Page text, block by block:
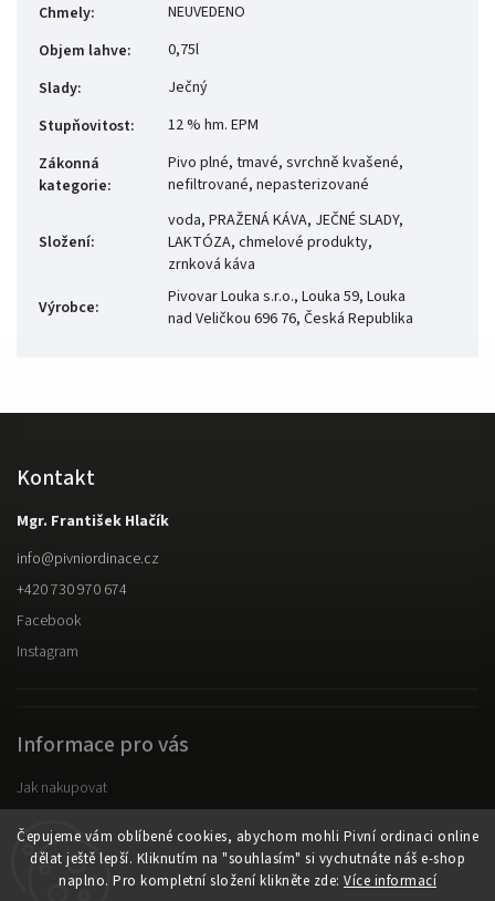
Čepujeme vám oblíbené cookies, abychom mohli Pivní ordinaci online
dělat ještě lepší. Kliknutím na "souhlasím" si vychutnáte náš e-shop
naplno. Pro kompletní složení klikněte zde: Více informací
Chmely:
NEUVEDENO
Objem lahve:
0,75l
Slady:
Ječný
Stupňovitost:
12 % hm. EPM
Zákonná
kategorie:
Pivo plné, tmavé, svrchně kvašené,
nefiltrované, nepasterizované
Složení:
voda, PRAŽENÁ KÁVA, JEČNÉ SLADY,
LAKTÓZA, chmelové produkty,
zrnková káva
Výrobce:
Pivovar Louka s.r.o., Louka 59, Louka
nad Veličkou 696 76, Česká Republika
Kontakt
Mgr. František Hlačík
info@pivniordinace.cz
+420 730 970 674
Facebook
Instagram
Informace pro vás
Jak nakupovat
Podmínky ochrany osobních údajů